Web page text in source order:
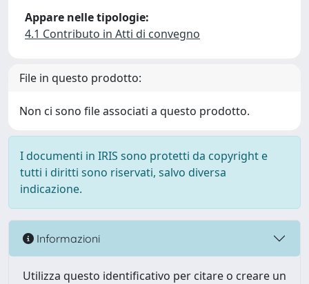
Appare nelle tipologie:
4.1 Contributo in Atti di convegno
File in questo prodotto:
Non ci sono file associati a questo prodotto.
I documenti in IRIS sono protetti da copyright e
tutti i diritti sono riservati, salvo diversa
indicazione.
Informazioni
Utilizza questo identificativo per citare o creare un